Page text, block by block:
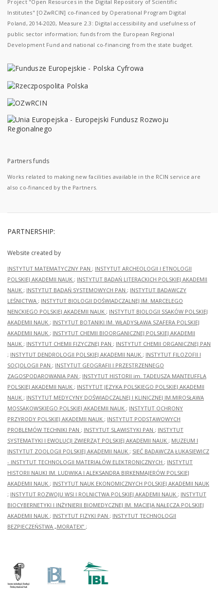
Project "Open Resources in the Digital Repository of Scientific
Institutes" [OZwRCIN] co-financed by Operational Program Digital
Poland, 2014-2020, Measure 2.3: Digital accessibility and usefulness of
public sector information; funds from the European Regional
Development Fund and national co-financing from the state budget.
Partners funds
Works related to making new facilities available in the RCIN service are
also co-financed by the Partners.
PARTNERSHIP:
Website created by
INSTYTUT MATEMATYCZNY PAN ; INSTYTUT ARCHEOLOGII I ETNOLOGII
POLSKIEJ AKADEMII NAUK ; INSTYTUT BADAŃ LITERACKICH POLSKIEJ AKADEMII
NAUK ; INSTYTUT BADAŃ SYSTEMOWYCH PAN ; INSTYTUT BADAWCZY
LEŚNICTWA ; INSTYTUT BIOLOGII DOŚWIADCZALNEJ IM. MARCELEGO
NENCKIEGO POLSKIEJ AKADEMII NAUK ; INSTYTUT BIOLOGII SSAKÓW POLSKIEJ
AKADEMII NAUK ; INSTYTUT BOTANIKI IM. WŁADYSŁAWA SZAFERA POLSKIEJ
AKADEMII NAUK ; INSTYTUT CHEMII BIOORGANICZNEJ POLSKIEJ AKADEMII
NAUK ; INSTYTUT CHEMII FIZYCZNEJ PAN ; INSTYTUT CHEMII ORGANICZNEJ PAN
; INSTYTUT DENDROLOGII POLSKIEJ AKADEMII NAUK ; INSTYTUT FILOZOFII I
SOCJOLOGII PAN ; INSTYTUT GEOGRAFII I PRZESTRZENNEGO
ZAGOSPODAROWANIA PAN ; INSTYTUT HISTORII im. TADEUSZA MANTEUFFLA
POLSKIEJ AKADEMII NAUK ; INSTYTUT JĘZYKA POLSKIEGO POLSKIEJ AKADEMII
NAUK ; INSTYTUT MEDYCYNY DOŚWIADCZALNEJ I KLINICZNEJ IM.MIROSŁAWA
MOSSAKOWSKIEGO POLSKIEJ AKADEMII NAUK ; INSTYTUT OCHRONY
PRZYRODY POLSKIEJ AKADEMII NAUK ; INSTYTUT PODSTAWOWYCH
PROBLEMÓW TECHNIKI PAN ; INSTYTUT SLAWISTYKI PAN ; INSTYTUT
SYSTEMATYKI I EWOLUCJI ZWIERZĄT POLSKIEJ AKADEMII NAUK ; MUZEUM I
INSTYTUT ZOOLOGII POLSKIEJ AKADEMII NAUK ; SIEĆ BADAWCZA ŁUKASIEWICZ
- INSTYTUT TECHNOLOGII MATERIAŁÓW ELEKTRONICZNYCH ; INSTYTUT
HISTORII NAUKI IM. LUDWIKA I ALEKSANDRA BIRKENMAJERÓW POLSKIEJ
AKADEMII NAUK ; INSTYTUT NAUK EKONOMICZNYCH POLSKIEJ AKADEMII NAUK
; INSTYTUT ROZWOJU WSI I ROLNICTWA POLSKIEJ AKADEMII NAUK ; INSTYTUT
BIOCYBERNETYKI I INŻYNIERII BIOMEDYCZNEJ IM. MACIEJA NAŁĘCZA POLSKIEJ
AKADEMII NAUK ; INSTYTUT FIZYKI PAN ; INSTYTUT TECHNOLOGII
BEZPIECZEŃSTWA „MORATEX” ;